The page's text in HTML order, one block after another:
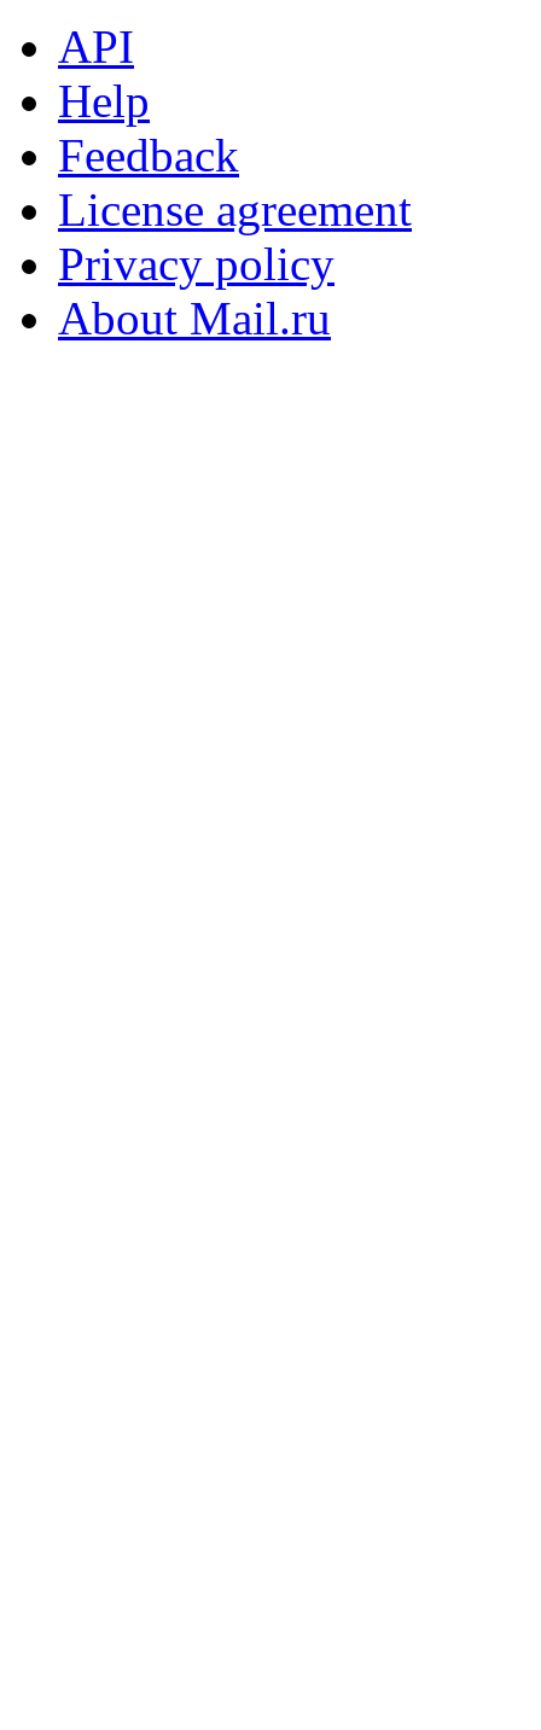
API
Help
Feedback
License agreement
Privacy policy
About Mail.ru